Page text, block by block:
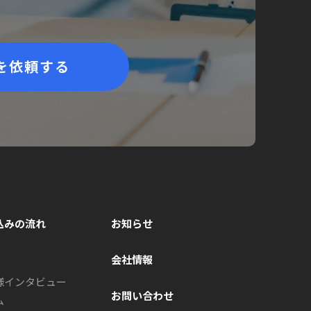
依頼する
みの流れ
インタビュー
お知らせ
会社情報
お問い合わせ